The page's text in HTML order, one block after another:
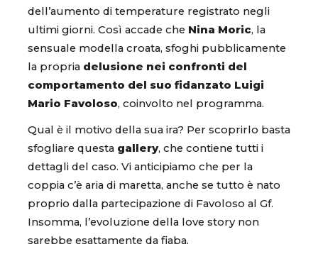
dell’aumento di temperature registrato negli
ultimi giorni. Così accade che Nina Moric, la
sensuale modella croata, sfoghi pubblicamente
la propria delusione nei confronti del
comportamento del suo fidanzato Luigi
Mario Favoloso, coinvolto nel programma.
Qual è il motivo della sua ira? Per scoprirlo basta
sfogliare questa gallery, che contiene tutti i
dettagli del caso. Vi anticipiamo che per la
coppia c’è aria di maretta, anche se tutto è nato
proprio dalla partecipazione di Favoloso al Gf.
Insomma, l’evoluzione della love story non
sarebbe esattamente da fiaba.